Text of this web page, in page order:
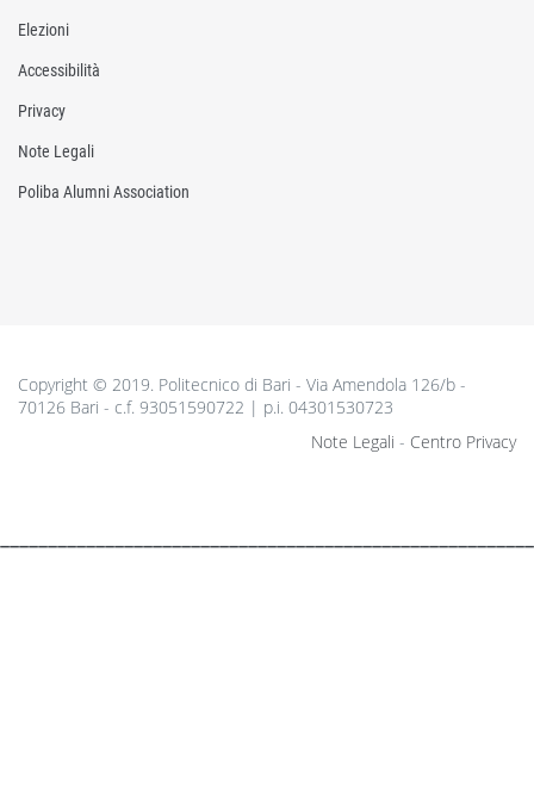
Elezioni
Accessibilità
Privacy
Note Legali
Poliba Alumni Association
Copyright © 2019. Politecnico di Bari - Via Amendola 126/b -
70126 Bari - c.f. 93051590722 | p.i. 04301530723
Note Legali - Centro Privacy